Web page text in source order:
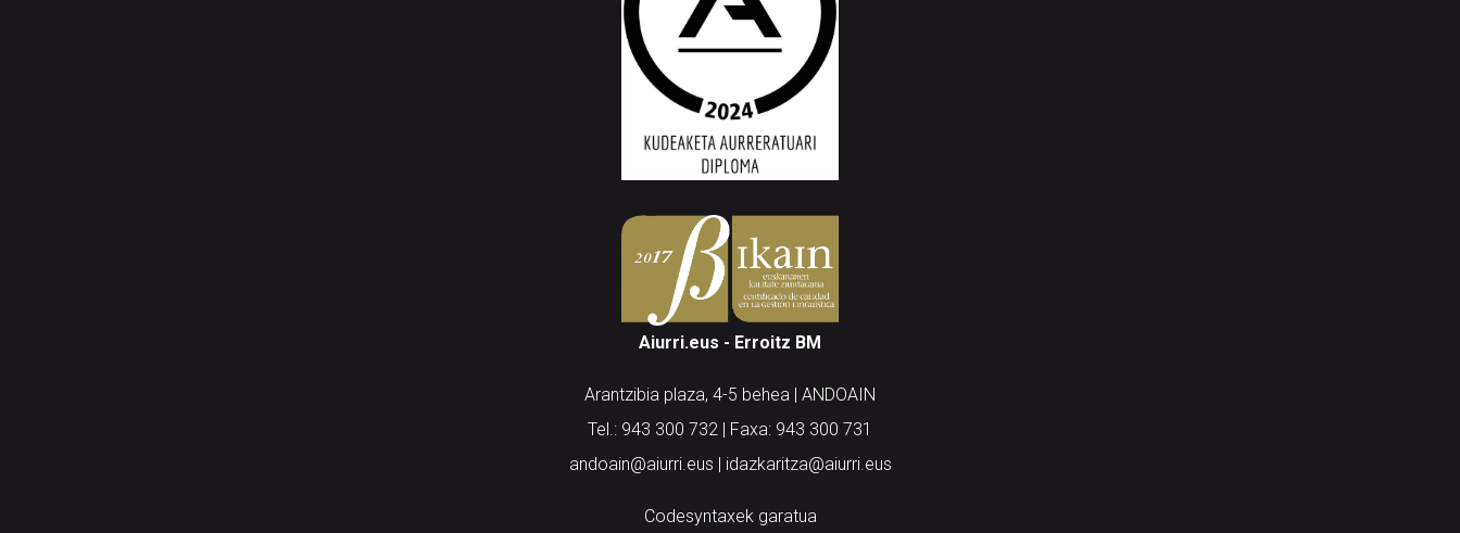
Aiurri.eus - Erroitz BM
Arantzibia plaza, 4-5 behea | ANDOAIN
Tel.: 943 300 732 | Faxa: 943 300 731
andoain@aiurri.eus | idazkaritza@aiurri.eus
Codesyntaxek garatua